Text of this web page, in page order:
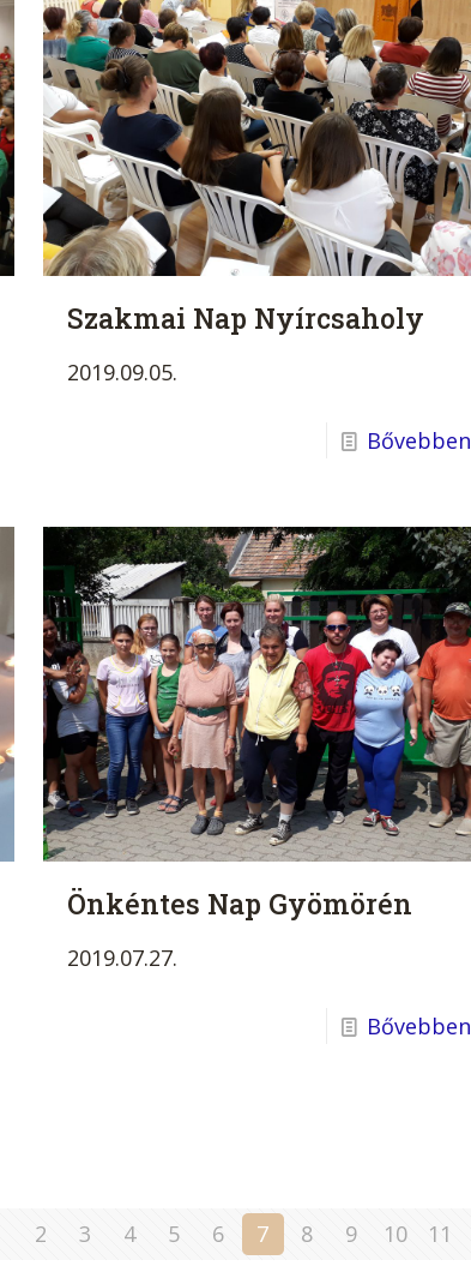
Szakmai Nap Nyírcsaholy
2019.09.05.
Bővebben
Önkéntes Nap Gyömörén
2019.07.27.
Bővebben
2 3 4 5 6 7 8 9 10 11